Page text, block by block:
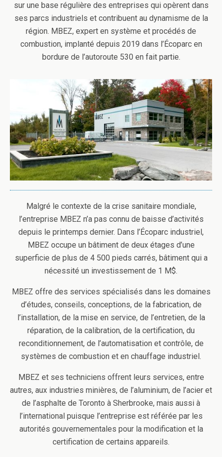
sur une base régulière des entreprises qui opèrent dans
ses parcs industriels et contribuent au dynamisme de la
région. MBEZ, expert en système et procédés de
combustion, implanté depuis 2019 dans l’Écoparc en
bordure de l’autoroute 530 en fait partie.
Malgré le contexte de la crise sanitaire mondiale,
l’entreprise MBEZ n’a pas connu de baisse d’activités
depuis le printemps dernier. Dans l’Écoparc industriel,
MBEZ occupe un bâtiment de deux étages d’une
superficie de plus de 4 500 pieds carrés, bâtiment qui a
nécessité un investissement de 1 M$.
MBEZ offre des services spécialisés dans les domaines
d’études, conseils, conceptions, de la fabrication, de
l’installation, de la mise en service, de l’entretien, de la
réparation, de la calibration, de la certification, du
reconditionnement, de l’automatisation et contrôle, de
systèmes de combustion et en chauffage industriel.
MBEZ et ses techniciens offrent leurs services, entre
autres, aux industries minières, de l’aluminium, de l’acier et
de l’asphalte de Toronto à Sherbrooke, mais aussi à
l’international puisque l’entreprise est référée par les
autorités gouvernementales pour la modification et la
certification de certains appareils.